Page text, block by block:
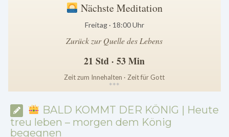
Nächste Meditation
Freitag · 18:00 Uhr
Zurück zur Quelle des Lebens
21 Std · 53 Min
Zeit zum Innehalten · Zeit für Gott
***
BALD KOMMT DER KÖNIG | Heute
treu leben – morgen dem König
begegnen